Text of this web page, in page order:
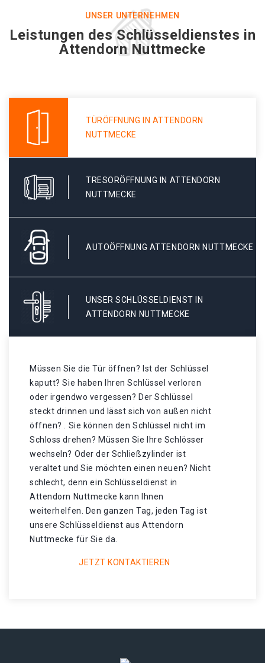
UNSER UNTERNEHMEN
Leistungen des Schlüsseldienstes in
Attendorn Nuttmecke
TÜRÖFFNUNG IN ATTENDORN
NUTTMECKE
TRESORÖFFNUNG IN ATTENDORN
NUTTMECKE
AUTOÖFFNUNG ATTENDORN NUTTMECKE
UNSER SCHLÜSSELDIENST IN
ATTENDORN NUTTMECKE
Müssen Sie die Tür öffnen? Ist der Schlüssel
kaputt? Sie haben Ihren Schlüssel verloren
oder irgendwo vergessen? Der Schlüssel
steckt drinnen und lässt sich von außen nicht
öffnen? . Sie können den Schlüssel nicht im
Schloss drehen? Müssen Sie Ihre Schlösser
wechseln? Oder der Schließzylinder ist
veraltet und Sie möchten einen neuen? Nicht
schlecht, denn ein Schlüsseldienst in
Attendorn Nuttmecke kann Ihnen
weiterhelfen. Den ganzen Tag, jeden Tag ist
unsere Schlüsseldienst aus Attendorn
Nuttmecke für Sie da.
JETZT KONTAKTIEREN